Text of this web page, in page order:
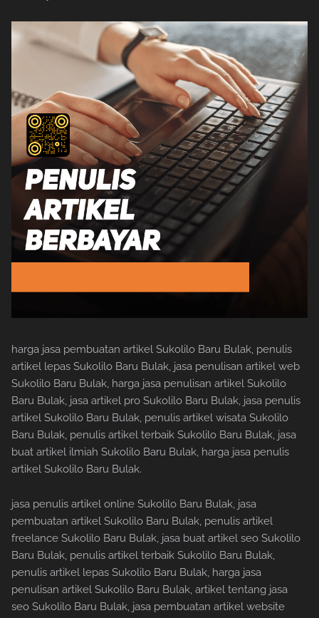
harga jasa pembuatan artikel Sukolilo Baru Bulak, penulis
artikel lepas Sukolilo Baru Bulak, jasa penulisan artikel web
Sukolilo Baru Bulak, harga jasa penulisan artikel Sukolilo
Baru Bulak, jasa artikel pro Sukolilo Baru Bulak, jasa penulis
artikel Sukolilo Baru Bulak, penulis artikel wisata Sukolilo
Baru Bulak, penulis artikel terbaik Sukolilo Baru Bulak, jasa
buat artikel ilmiah Sukolilo Baru Bulak, harga jasa penulis
artikel Sukolilo Baru Bulak.
jasa penulis artikel online Sukolilo Baru Bulak, jasa
pembuatan artikel Sukolilo Baru Bulak, penulis artikel
freelance Sukolilo Baru Bulak, jasa buat artikel seo Sukolilo
Baru Bulak, penulis artikel terbaik Sukolilo Baru Bulak,
penulis artikel lepas Sukolilo Baru Bulak, harga jasa
penulisan artikel Sukolilo Baru Bulak, artikel tentang jasa
seo Sukolilo Baru Bulak, jasa pembuatan artikel website